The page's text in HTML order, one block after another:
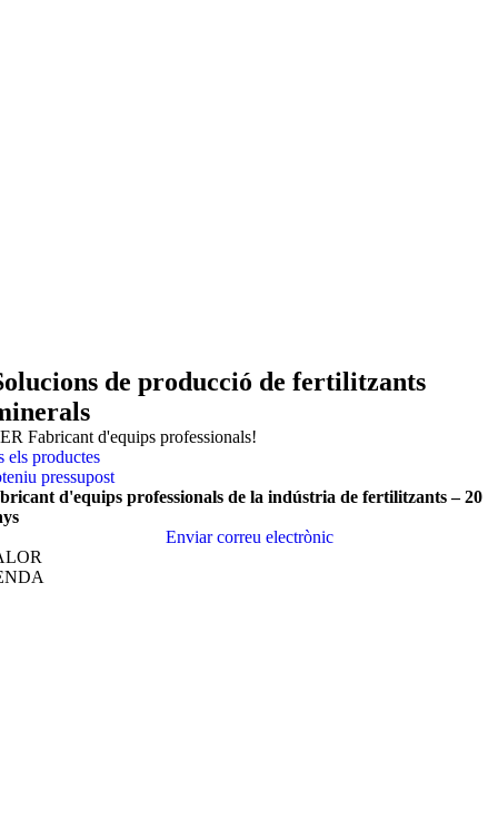
de producció de fertilitzants
Fabricant d'equips professionals!
els productes
pressupost
d'equips professionals de la indústria de fertilitzants – 20
Enviar correu electrònic